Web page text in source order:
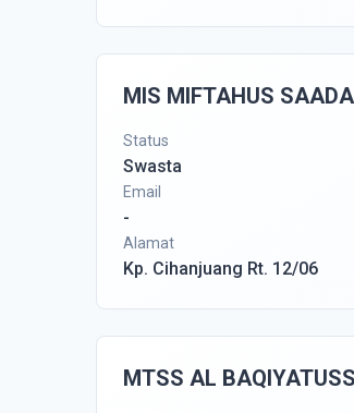
MIS MIFTAHUS
Status
Swasta
Email
-
Alamat
Kp. Cihanjuang Rt. 12/06
MTSS AL